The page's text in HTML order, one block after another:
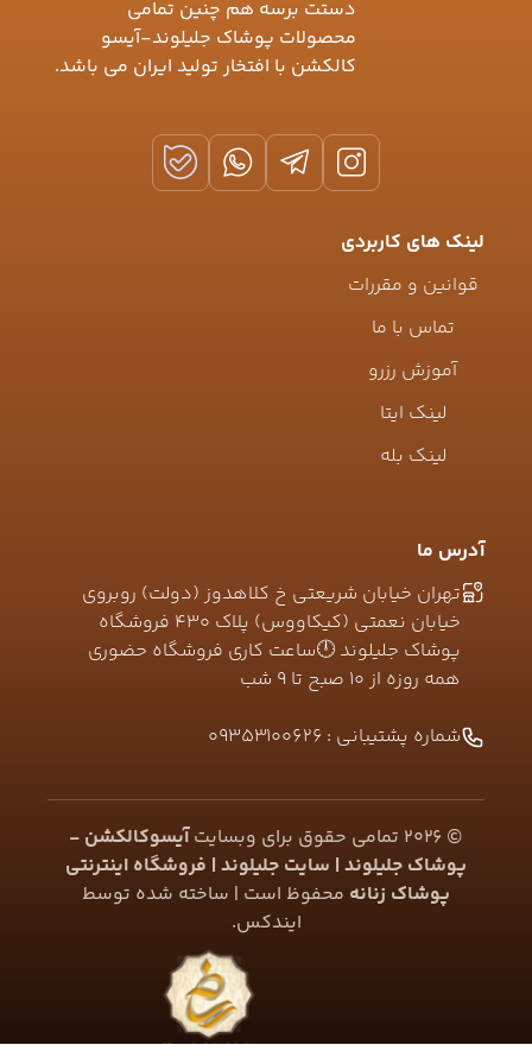
دستت برسه هم چنین تمامی
محصولات پوشاک جلیلوند-آیسو
کالکشن با افتخار تولید ایران می باشد.
لینک های کاربردی
قوانین و مقررات
تماس با ما
آموزش رزرو
لینک ایتا
لینک بله
آدرس ما
تهران خیابان شریعتی خ کلاهدوز (دولت) روبروی
خیابان نعمتی (کیکاووس) پلاک ۴۳۰ فروشگاه
پوشاک جلیلوند 🕛ساعت کاری فروشگاه حضوری
همه روزه از ۱۰ صبح تا ۹ شب
شماره پشتیبانی : 09353100626
©
2026 تمامی حقوق برای وبسایتآیسوکالکشن -
پوشاک جلیلوند | سایت جلیلوند | فروشگاه اینترنتی
پوشاک زنانه محفوظ است | ساخته شده توسط
ایندکس.